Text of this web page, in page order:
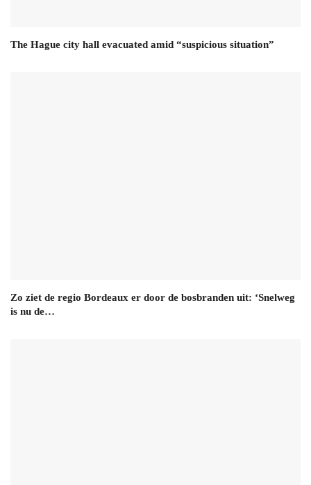
The Hague city hall evacuated amid “suspicious situation”
Zo ziet de regio Bordeaux er door de bosbranden uit: ‘Snelweg
is nu de…